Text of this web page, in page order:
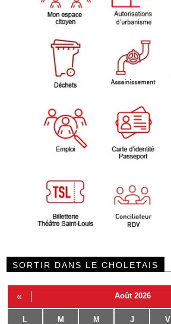
SORTIR DANS LE CHOLETAIS
« Août 2026
L M M J V